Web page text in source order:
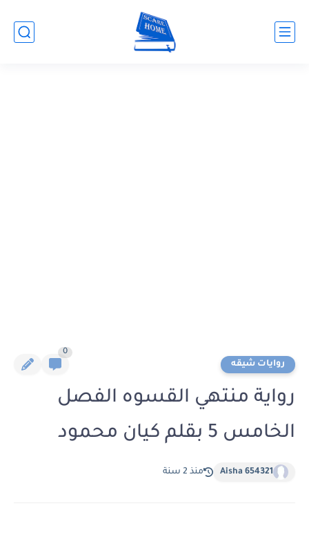
روايات شيقه
0
رواية منتهي القسوه الفصل
الخامس 5 بقلم كيان محمود
Aisha 654321 منذ 2 سنة